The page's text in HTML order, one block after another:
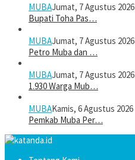
MUBAJumat, 7 Agustus 2026
Bupati Toha Pas…
MUBAJumat, 7 Agustus 2026
Petro Muba dan …
MUBAJumat, 7 Agustus 2026
1.930 Warga Mub…
MUBAKamis, 6 Agustus 2026
Pemkab Muba Per…